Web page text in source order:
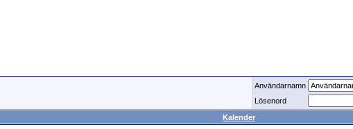
Användarnamn
Lösenord
Kalender